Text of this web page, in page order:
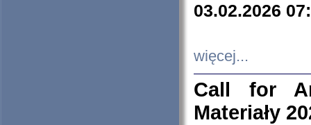
03.02.2026
więcej...
Call for
Materiały